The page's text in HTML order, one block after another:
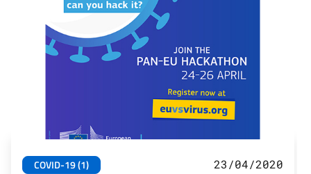
COVID-19 (1)
23/04/2020